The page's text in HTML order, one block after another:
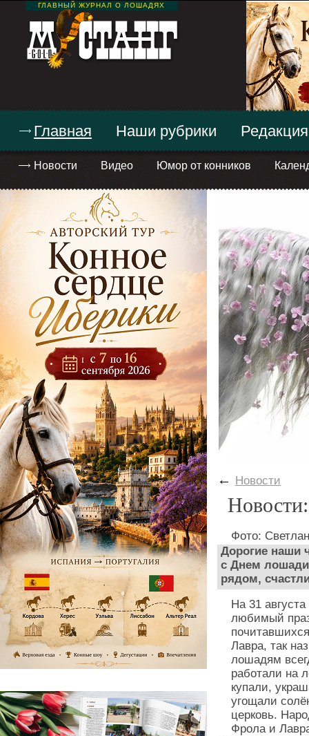
ГЛАВНЫЙ ЖУРНАЛ О ЛОШАДЯХ
Главная
Новости Видео Юмор от конников
Наши рубрики Редакция
← Новости
Фото:
Дорогие наши
с Днем лошади
рядом,
На 31
любимый
Лавра, так
лошадям
работали на
купали,
угощали
церковь.
Фрола и